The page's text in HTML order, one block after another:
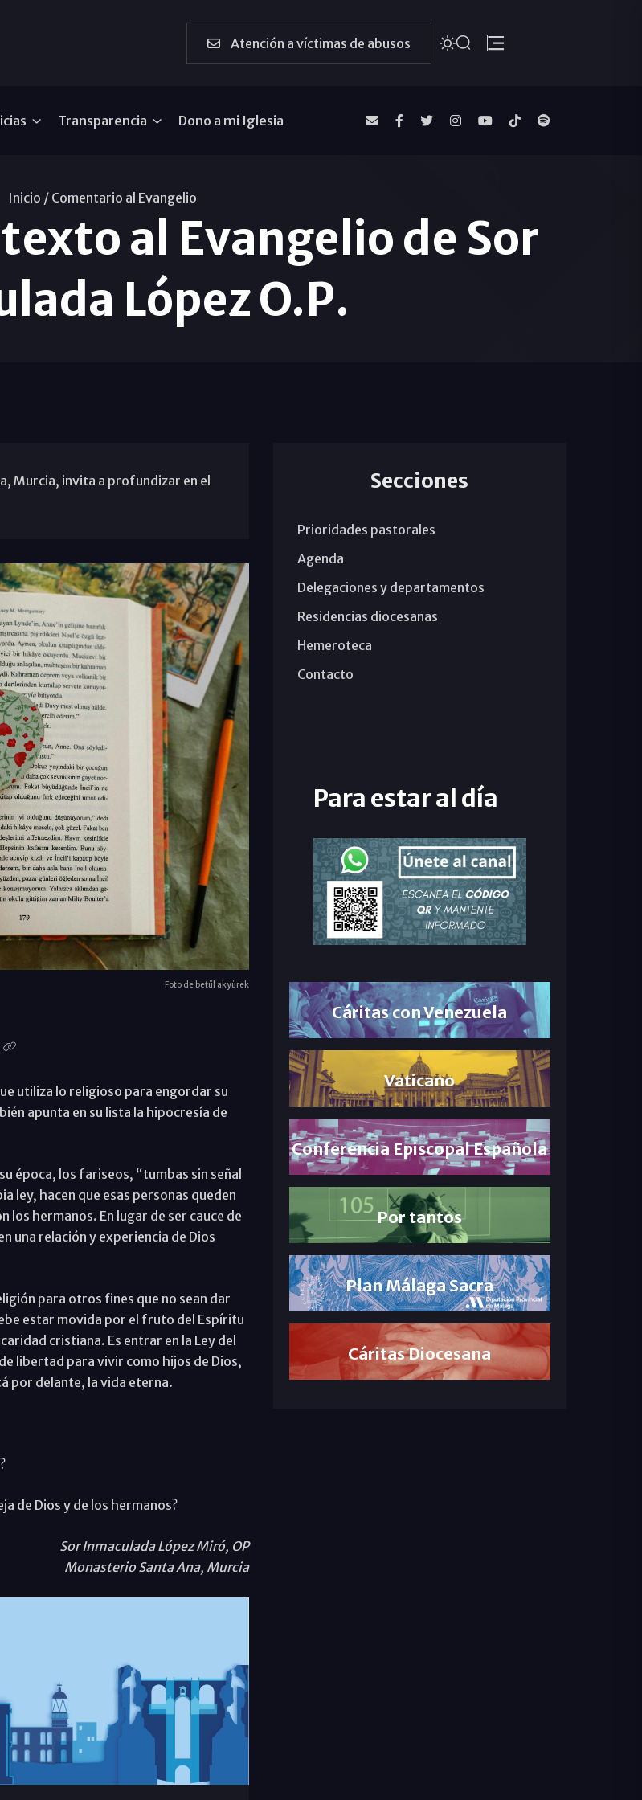
Atención a víctimas de abusos
Transparencia Dono a mi Iglesia
Inicio / Comentario al Evangelio
al Evangelio de Sor
López O.P.
Murcia, invita a profundizar en el
Foto de betül akyürek
utiliza lo religioso para engordar su
apunta en su lista la hipocresía de
época, los fariseos, “tumbas sin señal
ley, hacen que esas personas queden
los hermanos. En lugar de ser cauce de
una relación y experiencia de Dios
para otros fines que no sean dar
estar movida por el fruto del Espíritu
cristiana. Es entrar en la Ley del
libertad para vivir como hijos de Dios,
por delante, la vida eterna.
de Dios y de los hermanos?
Sor Inmaculada López Miró, OP
Monasterio Santa Ana, Murcia
Secciones
Prioridades pastorales
Agenda
Delegaciones y departamentos
Residencias diocesanas
Hemeroteca
Contacto
Para estar al día
Cáritas con Venezuela
Vaticano
Conferencia Episcopal Española
Por tantos
Plan Málaga Sacra
Cáritas Diocesana